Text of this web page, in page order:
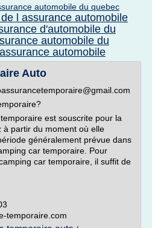
automobile du quebec
l assurance automobile
d'automobile du
automobile du
automobile
Auto
est souscrite pour la
partir du moment où elle
généralement prévue dans
car temporaire. Pour
car temporaire, il suffit de
temporaire.com